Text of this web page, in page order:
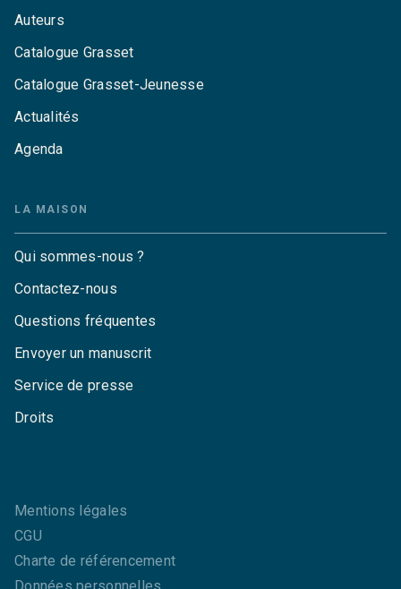
Auteurs
Catalogue Grasset
Catalogue Grasset-Jeunesse
Actualités
Agenda
LA MAISON
Qui sommes-nous ?
Contactez-nous
Questions fréquentes
Envoyer un manuscrit
Service de presse
Droits
Mentions légales
CGU
Charte de référencement
Données personnelles